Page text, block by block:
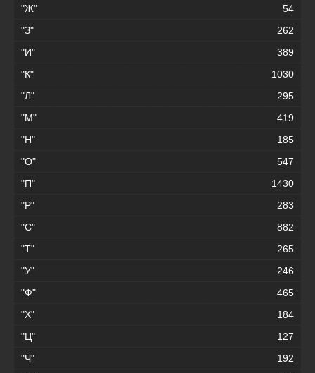
"Ж"
54
"З"
262
"И"
389
"К"
1030
"Л"
295
"М"
419
"Н"
185
"О"
547
"П"
1430
"Р"
283
"С"
882
"Т"
265
"У"
246
"Ф"
465
"Х"
184
"Ц"
127
"Ч"
192